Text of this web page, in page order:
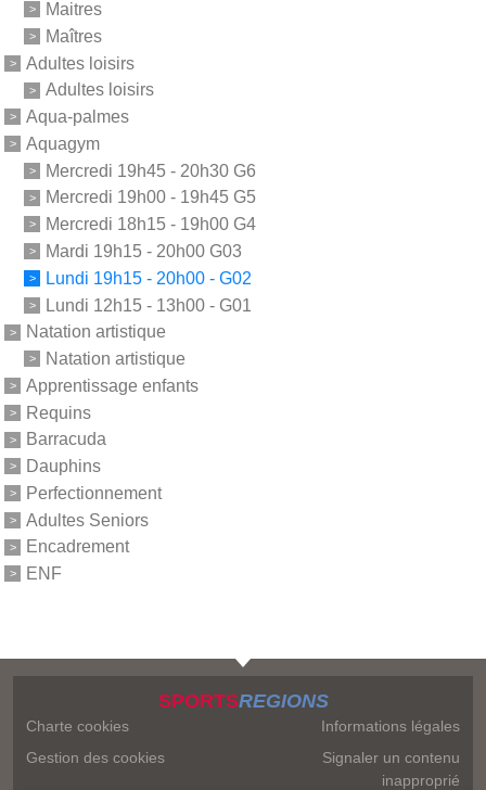
Maitres
Maîtres
Adultes loisirs
Adultes loisirs
Aqua-palmes
Aquagym
Mercredi 19h45 - 20h30 G6
Mercredi 19h00 - 19h45 G5
Mercredi 18h15 - 19h00 G4
Mardi 19h15 - 20h00 G03
Lundi 19h15 - 20h00 - G02
Lundi 12h15 - 13h00 - G01
Natation artistique
Natation artistique
Apprentissage enfants
Requins
Barracuda
Dauphins
Perfectionnement
Adultes Seniors
Encadrement
ENF
SPORTSREGIONS
Charte cookies
Gestion des cookies
Informations légales
Signaler un contenu
inapproprié